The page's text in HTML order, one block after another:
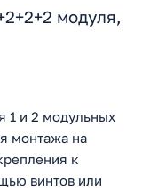
модуля,
1 и 2 модульных
монтажа на
к
винтов или